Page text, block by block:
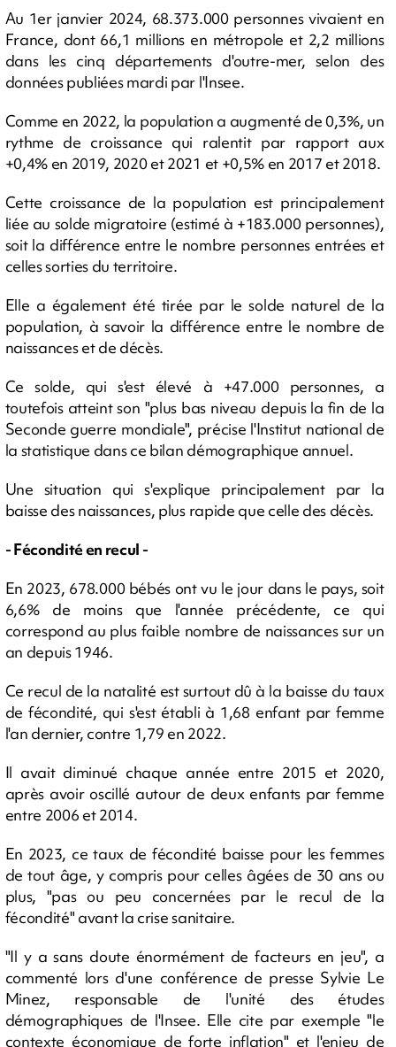
Au 1er janvier 2024, 68.373.000 personnes vivaient en
France, dont 66,1 millions en métropole et 2,2 millions
dans les cinq départements d'outre-mer, selon des
données publiées mardi par l'Insee.
Comme en 2022, la population a augmenté de 0,3%, un
rythme de croissance qui ralentit par rapport aux
+0,4% en 2019, 2020 et 2021 et +0,5% en 2017 et 2018.
Cette croissance de la population est principalement
liée au solde migratoire (estimé à +183.000 personnes),
soit la différence entre le nombre personnes entrées et
celles sorties du territoire.
Elle a également été tirée par le solde naturel de la
population, à savoir la différence entre le nombre de
naissances et de décès.
Ce solde, qui s'est élevé à +47.000 personnes, a
toutefois atteint son "plus bas niveau depuis la fin de la
Seconde guerre mondiale", précise l'Institut national de
la statistique dans ce bilan démographique annuel.
Une situation qui s'explique principalement par la
baisse des naissances, plus rapide que celle des décès.
- Fécondité en recul -
En 2023, 678.000 bébés ont vu le jour dans le pays, soit
6,6% de moins que l'année précédente, ce qui
correspond au plus faible nombre de naissances sur un
an depuis 1946.
Ce recul de la natalité est surtout dû à la baisse du taux
de fécondité, qui s'est établi à 1,68 enfant par femme
l'an dernier, contre 1,79 en 2022.
Il avait diminué chaque année entre 2015 et 2020,
après avoir oscillé autour de deux enfants par femme
entre 2006 et 2014.
En 2023, ce taux de fécondité baisse pour les femmes
de tout âge, y compris pour celles âgées de 30 ans ou
plus, "pas ou peu concernées par le recul de la
fécondité" avant la crise sanitaire.
"Il y a sans doute énormément de facteurs en jeu", a
commenté lors d'une conférence de presse Sylvie Le
Minez, responsable de l'unité des études
démographiques de l'Insee. Elle cite par exemple "le
contexte économique de forte inflation" et l'enjeu de